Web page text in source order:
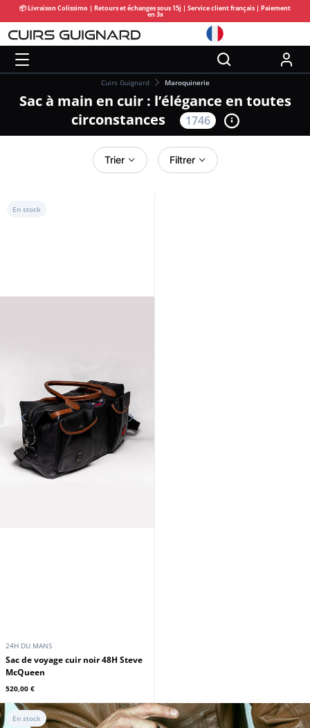
📦 Livraison Colissimo | Retours et échanges sous 15j | Service client français | Paiement
en 3x
Cuirs Guignard Maroquinerie
Sac à main en cuir : l’élégance en toutes
circonstances
1746
Trier Filtrer
24H DU MANS
Sac de voyage cuir noir 48H Steve
McQueen
520,00 €
En stock
En stock